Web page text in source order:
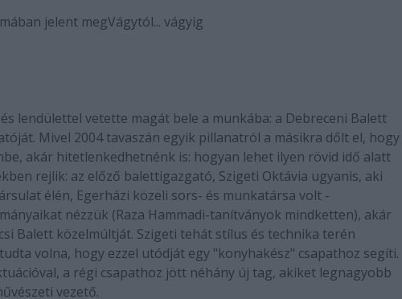
jelent megVágytól... vágyig
lendülettel vetette magát bele a munkába: a Debreceni Balett
Mivel 2004 tavaszán egyik pillanatról a másikra dőlt el, hogy
akár hitetlenkedhetnénk is: hogyan lehet ilyen rövid idő alatt
rejlik: az előző balettigazgató, Szigeti Oktávia ugyanis, aki
élén, Egerházi közeli sors- és munkatársa volt -
nézzük (Raza Hammadi-tanítványok mindketten), akár
Balett közelmúltját. Szigeti tehát stílus és technika terén
volna, hogy ezzel utódját egy "konyhakész" csapathoz segíti.
a régi csapathoz jött néhány új tag, akiket legnagyobb
vezető.